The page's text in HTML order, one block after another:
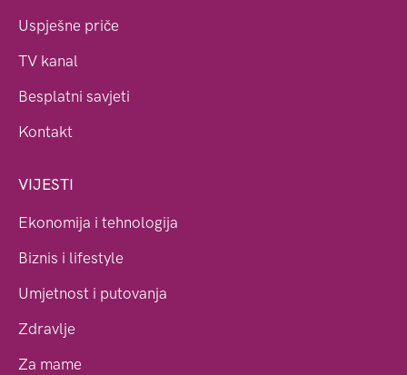
Uspješne priče
TV kanal
Besplatni savjeti
Kontakt
VIJESTI
Ekonomija i tehnologija
Biznis i lifestyle
Umjetnost i putovanja
Zdravlje
Za mame